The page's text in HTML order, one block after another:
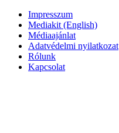
Impresszum
Mediakit (English)
Médiaajánlat
Adatvédelmi nyilatkozat
Rólunk
Kapcsolat